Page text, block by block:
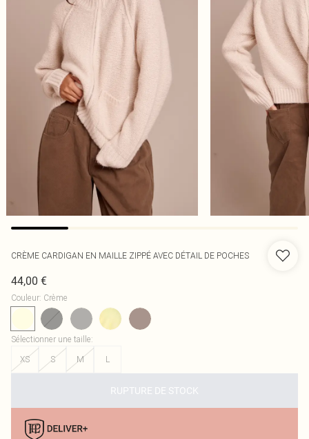
CRÈME CARDIGAN EN MAILLE ZIPPÉ AVEC DÉTAIL DE POCHES
44,00 €
Couleur: Crème
Sélectionner une taille:
XS
S M L
RUPTURE DE STOCK